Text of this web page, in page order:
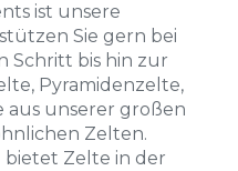
ist unsere
Sie gern bei
Schritt bis hin zur
Pyramidenzelte,
aus unserer großen
Zelten.
Zelte in der